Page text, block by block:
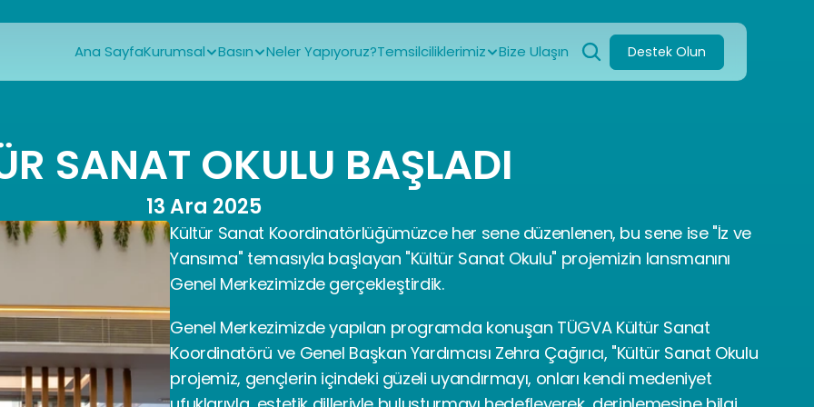
Ana SayfaKurumsal Basın Neler Yapıyoruz?Temsilciliklerimiz Bize Ulaşın Destek Olun
SANAT OKULU BAŞLADI
13 Ara 2025
Kültür Sanat Koordinatörlüğümüzce her sene düzenlenen, bu sene ise "İz ve
Yansıma" temasıyla başlayan "Kültür Sanat Okulu" projemizin lansmanını
Genel Merkezimizde gerçekleştirdik.
Genel Merkezimizde yapılan programda konuşan TÜGVA Kültür Sanat
Koordinatörü ve Genel Başkan Yardımcısı Zehra Çağırıcı, "Kültür Sanat Okulu
projemiz, gençlerin içindeki güzeli uyandırmayı, onları kendi medeniyet